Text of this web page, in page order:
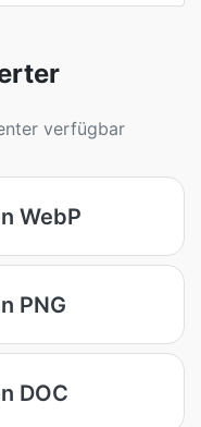
verfügbar
WebP
PNG
DOC